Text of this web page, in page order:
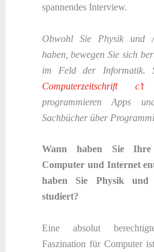
spannendes Interview.
Obwohl Sie Physik und
haben, bewegen Sie sich
im Feld der Informatik.
Computerzeitschrift c’t
programmieren Apps
Sachbücher über
Wann haben Sie
Computer und Internet
haben Sie Physik
studiert?
Eine absolut
Faszination für Computer